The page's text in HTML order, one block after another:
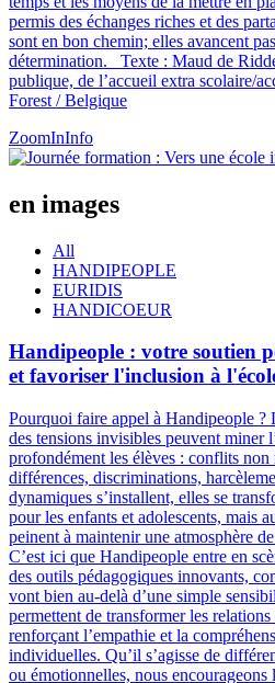
permis des échanges riches et des
sont en bon chemin; elles avancent
détermination. Texte : Maud de
publique, de l’accueil extra scolaire/
Forest / Belgique
ZoomInInfo
en images
All
HANDIPEOPLE
EURIDIS
HANDICOEUR
Handipeople : votre soutien
et favoriser l'inclusion à
Pourquoi faire appel à Handipeople ?
des tensions invisibles peuvent miner
profondément les élèves : conflits
différences, discriminations,
dynamiques s’installent, elles se
pour les enfants et adolescents, mais
peinent à maintenir une atmosphère
C’est ici que Handipeople entre en
des outils pédagogiques innovants,
vont bien au-delà d’une simple
permettent de transformer les relations
renforçant l’empathie et la
individuelles. Qu’il s’agisse de
ou émotionnelles, nous encourageons